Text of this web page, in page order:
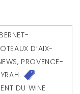
D’AIX-
, PROVENCE-
DU WINE